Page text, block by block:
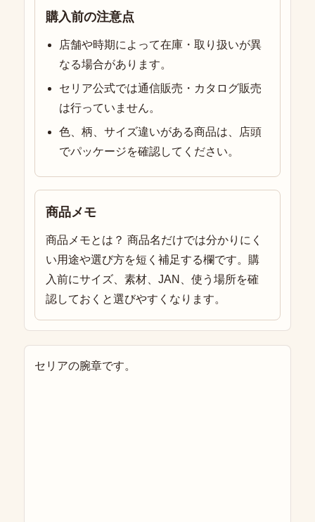
購入前の注意点
店舗や時期によって在庫・取り扱いが異
なる場合があります。
セリア公式では通信販売・カタログ販売
は行っていません。
色、柄、サイズ違いがある商品は、店頭
でパッケージを確認してください。
商品メモ
商品メモとは？ 商品名だけでは分かりにく
い用途や選び方を短く補足する欄です。購
入前にサイズ、素材、JAN、使う場所を確
認しておくと選びやすくなります。
セリアの腕章です。